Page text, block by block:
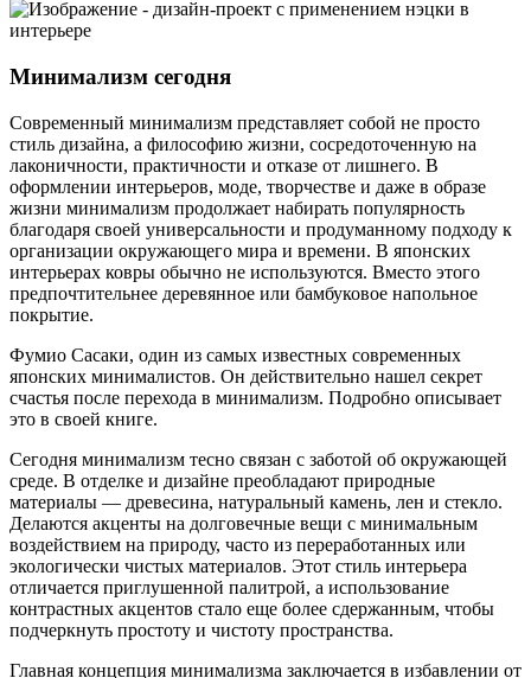
Минимализм сегодня
Современный минимализм представляет собой не просто
стиль дизайна, а философию жизни, сосредоточенную на
лаконичности, практичности и отказе от лишнего. В
оформлении интерьеров, моде, творчестве и даже в образе
жизни минимализм продолжает набирать популярность
благодаря своей универсальности и продуманному подходу к
организации окружающего мира и времени. В японских
интерьерах ковры обычно не используются. Вместо этого
предпочтительнее деревянное или бамбуковое напольное
покрытие.
Фумио Сасаки, один из самых известных современных
японских минималистов. Он действительно нашел секрет
счастья после перехода в минимализм. Подробно описывает
это в своей книге.
Сегодня минимализм тесно связан с заботой об окружающей
среде. В отделке и дизайне преобладают природные
материалы — древесина, натуральный камень, лен и стекло.
Делаются акценты на долговечные вещи с минимальным
воздействием на природу, часто из переработанных или
экологически чистых материалов. Этот стиль интерьера
отличается приглушенной палитрой, а использование
контрастных акцентов стало еще более сдержанным, чтобы
подчеркнуть простоту и чистоту пространства.
Главная концепция минимализма заключается в избавлении от